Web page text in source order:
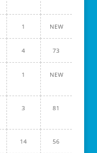
1 NEW
4 73
1 NEW
3 81
14 56